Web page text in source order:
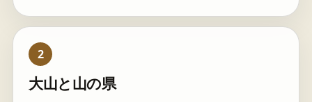
2
大山と山の県